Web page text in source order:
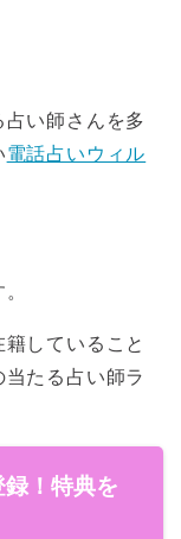
い師さんを多
電話占いウィル
していること
たる占い師ラ
！特典を